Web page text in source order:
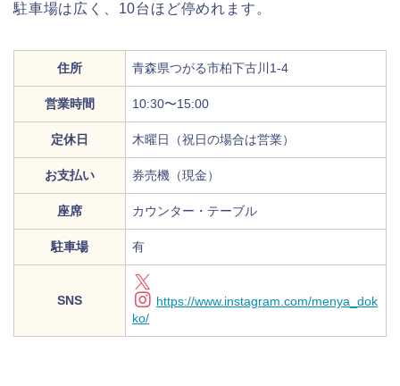
駐車場は広く、10台ほど停めれます。
住所 青森県つがる市柏下古川1-4
営業時間 10:30〜15:00
定休日 木曜日（祝日の場合は営業）
お支払い 券売機（現金）
座席 カウンター・テーブル
駐車場 有
SNS
https://www.instagram.com/menya_dok
ko/